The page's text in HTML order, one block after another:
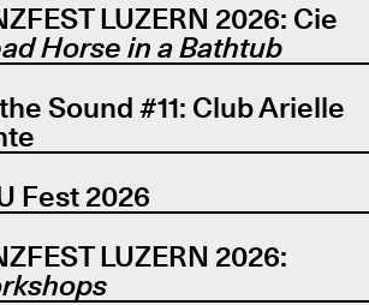
LUZERN 2026: Cie
Horse in a Bathtub
Sound #11: Club Arielle
Fest 2026
LUZERN 2026: